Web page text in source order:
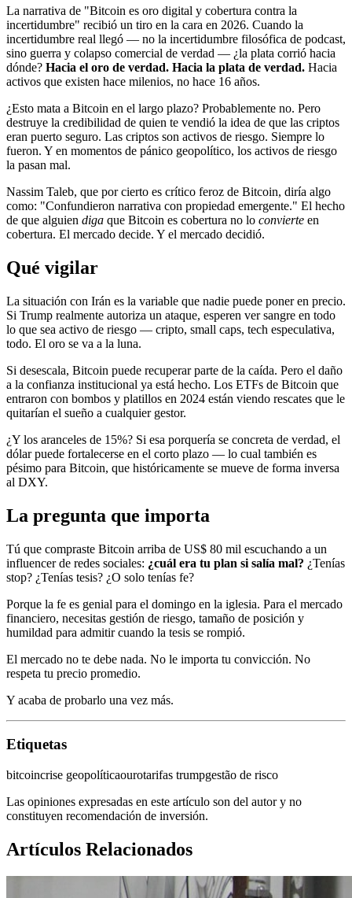
La narrativa de "Bitcoin es oro digital y cobertura contra la
incertidumbre" recibió un tiro en la cara en 2026. Cuando la
incertidumbre real llegó — no la incertidumbre filosófica de podcast,
sino guerra y colapso comercial de verdad — ¿la plata corrió hacia
dónde? Hacia el oro de verdad. Hacia la plata de verdad. Hacia
activos que existen hace milenios, no hace 16 años.
¿Esto mata a Bitcoin en el largo plazo? Probablemente no. Pero
destruye la credibilidad de quien te vendió la idea de que las criptos
eran puerto seguro. Las criptos son activos de riesgo. Siempre lo
fueron. Y en momentos de pánico geopolítico, los activos de riesgo
la pasan mal.
Nassim Taleb, que por cierto es crítico feroz de Bitcoin, diría algo
como: "Confundieron narrativa con propiedad emergente." El hecho
de que alguien diga que Bitcoin es cobertura no lo convierte en
cobertura. El mercado decide. Y el mercado decidió.
Qué vigilar
La situación con Irán es la variable que nadie puede poner en precio.
Si Trump realmente autoriza un ataque, esperen ver sangre en todo
lo que sea activo de riesgo — cripto, small caps, tech especulativa,
todo. El oro se va a la luna.
Si desescala, Bitcoin puede recuperar parte de la caída. Pero el daño
a la confianza institucional ya está hecho. Los ETFs de Bitcoin que
entraron con bombos y platillos en 2024 están viendo rescates que le
quitarían el sueño a cualquier gestor.
¿Y los aranceles de 15%? Si esa porquería se concreta de verdad, el
dólar puede fortalecerse en el corto plazo — lo cual también es
pésimo para Bitcoin, que históricamente se mueve de forma inversa
al DXY.
La pregunta que importa
Tú que compraste Bitcoin arriba de US$ 80 mil escuchando a un
influencer de redes sociales: ¿cuál era tu plan si salía mal? ¿Tenías
stop? ¿Tenías tesis? ¿O solo tenías fe?
Porque la fe es genial para el domingo en la iglesia. Para el mercado
financiero, necesitas gestión de riesgo, tamaño de posición y
humildad para admitir cuando la tesis se rompió.
El mercado no te debe nada. No le importa tu convicción. No
respeta tu precio promedio.
Y acaba de probarlo una vez más.
Etiquetas
bitcoincrise geopolíticaourotarifas trumpgestão de risco
Las opiniones expresadas en este artículo son del autor y no
constituyen recomendación de inversión.
Artículos Relacionados